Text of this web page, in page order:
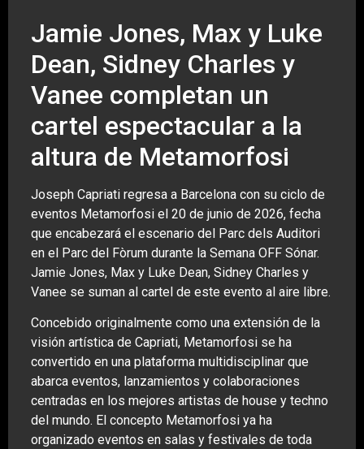
Jamie Jones, Max y Luke
Dean, Sidney Charles y
Vanee completan un
cartel espectacular a la
altura de Metamorfosi
Joseph Capriati regresa a Barcelona con su ciclo de
eventos Metamorfosi el 20 de junio de 2026, fecha
que encabezará el escenario del Parc dels Auditori
en el Parc del Fòrum durante la Semana OFF Sónar.
Jamie Jones, Max y Luke Dean, Sidney Charles y
Vanee se suman al cartel de este evento al aire libre.
Concebido originalmente como una extensión de la
visión artística de Capriati, Metamorfosi se ha
convertido en una plataforma multidisciplinar que
abarca eventos, lanzamientos y colaboraciones
centradas en los mejores artistas de house y techno
del mundo. El concepto Metamorfosi ya ha
organizado eventos en salas y festivales de toda